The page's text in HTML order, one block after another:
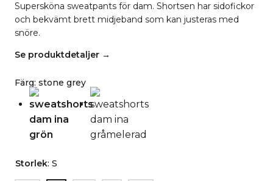
Supersköna sweatpants för dam. Shortsen har sidofickor
och bekvämt brett midjeband som kan justeras med
snöre.
Se produktdetaljer →
Färg: stone grey
Storlek: S